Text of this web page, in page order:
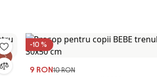
-10 %
9 RON10 RON